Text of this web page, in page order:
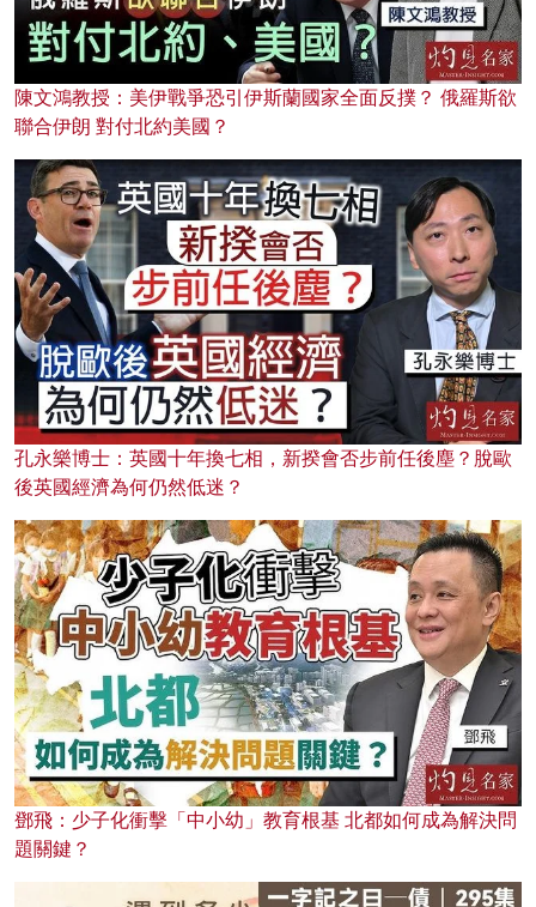
陳文鴻教授：美伊戰爭恐引伊斯蘭國家全面反撲？ 俄羅斯欲
聯合伊朗 對付北約美國？
孔永樂博士：英國十年換七相，新揆會否步前任後塵？脫歐
後英國經濟為何仍然低迷？
鄧飛：少子化衝擊「中小幼」教育根基 北都如何成為解決問
題關鍵？